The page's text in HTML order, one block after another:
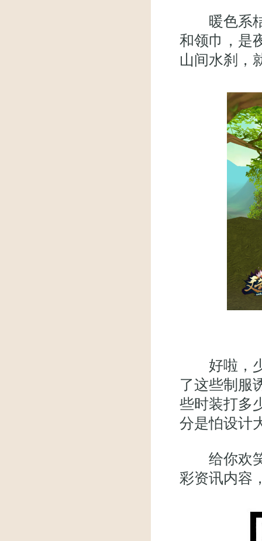
暖色系桔
和领巾，是
山间水刹，
好啦，少
了这些制服
些时装打多
分是怕设计
给你欢笑
彩资讯内容